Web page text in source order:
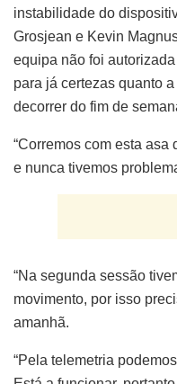
instabilidade do
Grosjean e Kevin
equipa não foi autorizada
para já certezas quanto
decorrer do fim de
“Corremos com esta asa
e nunca tivemos
“Na segunda sessão
movimento, por isso
amanhã.
“Pela telemetria